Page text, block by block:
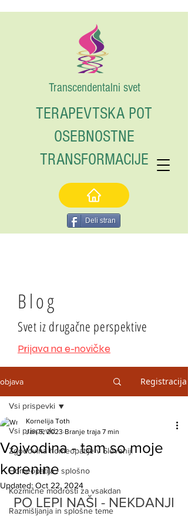
Transcendentalni svet
TERAPEVTSKA POT
OSEBNOSTNE
TRANSFORMACIJE
Deli stran
Blog
Svet iz drugačne perspektive
Prijava na e-novičke
objava Registracija
Vsi prispevki
Zgodovina homeopatije v Sloveniji
Homeopatija - splošno
Kozmične modrosti za vsakdan
Razmišljanja in splošne teme
Vsi prispevki
Vojvodina - tam so moje
korenine
Kornelija Toth
Jan 5, 2023 Branje traja 7 min
Updated: Oct 22, 2024
PO LEPI NAŠI - NEKDANJI